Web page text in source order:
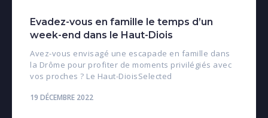
Evadez-vous en famille le temps d’un
week-end dans le Haut-Diois
Avez-vous envisagé une escapade en famille dans
la Drôme pour profiter de moments privilégiés avec
vos proches ? Le Haut-DioisSelected
19 DÉCEMBRE 2022